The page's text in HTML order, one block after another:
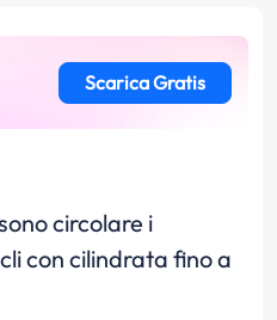
Scarica Gratis
circolare i
con cilindrata fino a